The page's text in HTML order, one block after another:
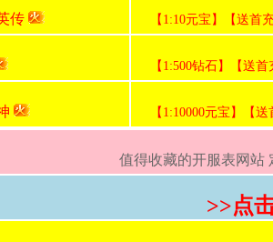
传 【1:10元宝】【送首充
【1:500钻石】【送首
【1:10000元宝】【送
值得收藏的开服表网站
>>点